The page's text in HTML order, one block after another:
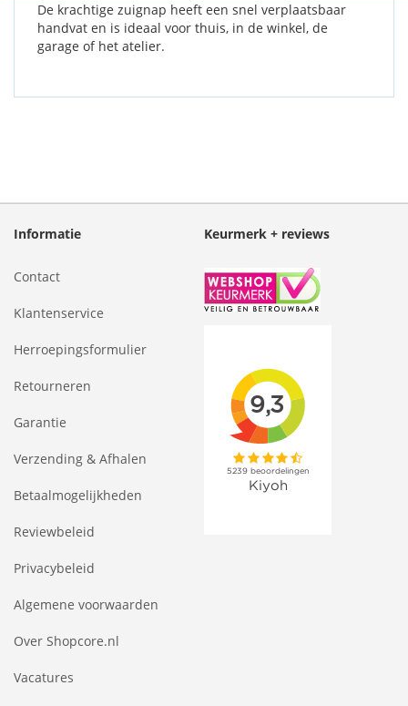
De krachtige zuignap heeft een snel verplaatsbaar
handvat en is ideaal voor thuis, in de winkel, de
garage of het atelier.
Informatie
Contact
Klantenservice
Herroepingsformulier
Retourneren
Garantie
Verzending & Afhalen
Betaalmogelijkheden
Reviewbeleid
Privacybeleid
Algemene voorwaarden
Over Shopcore.nl
Vacatures
Keurmerk + reviews